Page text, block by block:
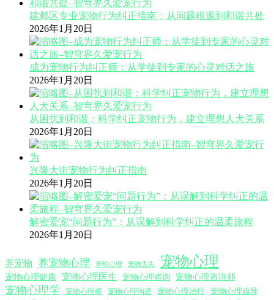
建邺区专业宠物行为纠正指南：从问题根源到和谐共处
2026年1月20日
成为宠物行为纠正师：从学徒到专家的心灵对话之旅
2026年1月20日
从困扰到和谐：科学纠正宠物行为，建立理想人犬关系
2026年1月20日
兴隆大街宠物行为纠正指南
2026年1月20日
解密爱宠“问题行为”：从误解到科学纠正的温柔旅程
2026年1月20日
养宠物 养宠物心理 养蛇心理 宠物丢失 宠物心理
宠物心理健康 宠物心理医生 宠物心理咨询 宠物心理咨询师
宠物心理学 宠物心理师 宠物心理沟通 宠物心理治疗
宠物心理疏导